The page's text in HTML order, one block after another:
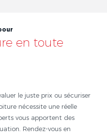
en toute
le juste prix ou sécuriser
nécessite une réelle
vous apportent des
Rendez-vous en